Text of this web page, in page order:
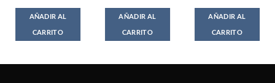
AÑADIR AL
CARRITO
AÑADIR AL
CARRITO
AÑADIR AL
CARRITO